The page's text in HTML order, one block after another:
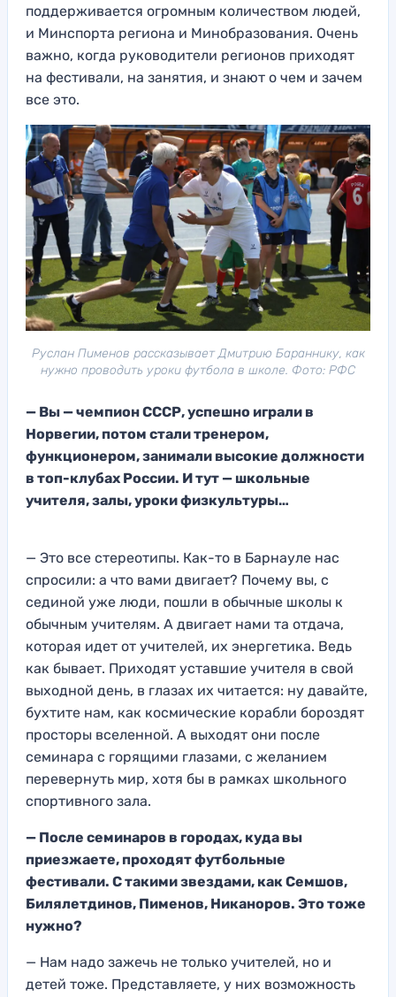
поддерживается огромным количеством людей,
и Минспорта региона и Минобразования. Очень
важно, когда руководители регионов приходят
на фестивали, на занятия, и знают о чем и зачем
все это.
Руслан Пименов рассказывает Дмитрию Бараннику, как
нужно проводить уроки футбола в школе. Фото: РФС
— Вы — чемпион СССР, успешно играли в
Норвегии, потом стали тренером,
функционером, занимали высокие должности
в топ-клубах России. И тут — школьные
учителя, залы, уроки физкультуры…
— Это все стереотипы. Как-то в Барнауле нас
спросили: а что вами двигает? Почему вы, с
сединой уже люди, пошли в обычные школы к
обычным учителям. А двигает нами та отдача,
которая идет от учителей, их энергетика. Ведь
как бывает. Приходят уставшие учителя в свой
выходной день, в глазах их читается: ну давайте,
бухтите нам, как космические корабли бороздят
просторы вселенной. А выходят они после
семинара с горящими глазами, с желанием
перевернуть мир, хотя бы в рамках школьного
спортивного зала.
— После семинаров в городах, куда вы
приезжаете, проходят футбольные
фестивали. С такими звездами, как Семшов,
Билялетдинов, Пименов, Никаноров. Это тоже
нужно?
— Нам надо зажечь не только учителей, но и
детей тоже. Представляете, у них возможность